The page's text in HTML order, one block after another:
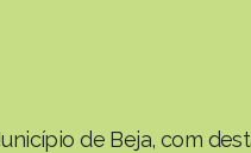
de Beja, com